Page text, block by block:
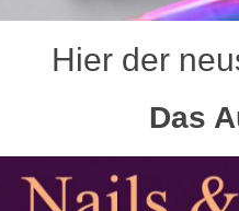
Hier der
Das